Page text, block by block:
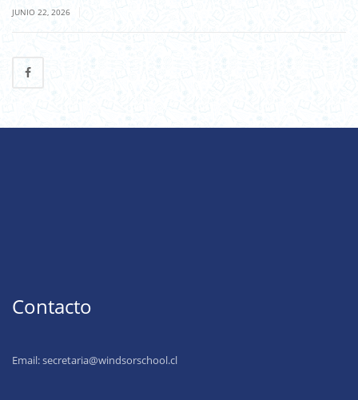
JUNIO 22, 2026
Contacto
Email:secretaria@windsorschool.cl